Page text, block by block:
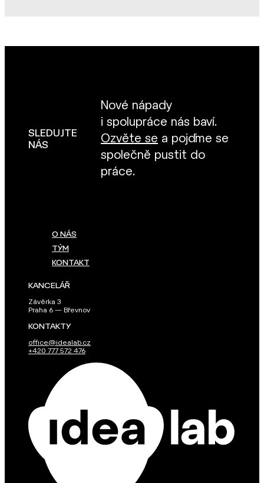
SLEDUJTE
NÁS
Nové nápady
i spolupráce nás baví.
Ozvěte se a pojďme se
společně pustit do
práce.
O NÁS
TÝM
KONTAKT
KANCELÁŘ
Závěrka 3
Praha 6 — Břevnov
KONTAKTY
office@idealab.cz
+420 777 572 476